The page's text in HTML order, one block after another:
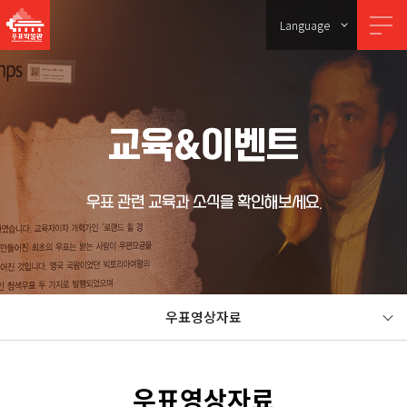
Language
교육&이벤트
우표 관련 교육과 소식을 확인해보세요.
우표영상자료
우표영상자료